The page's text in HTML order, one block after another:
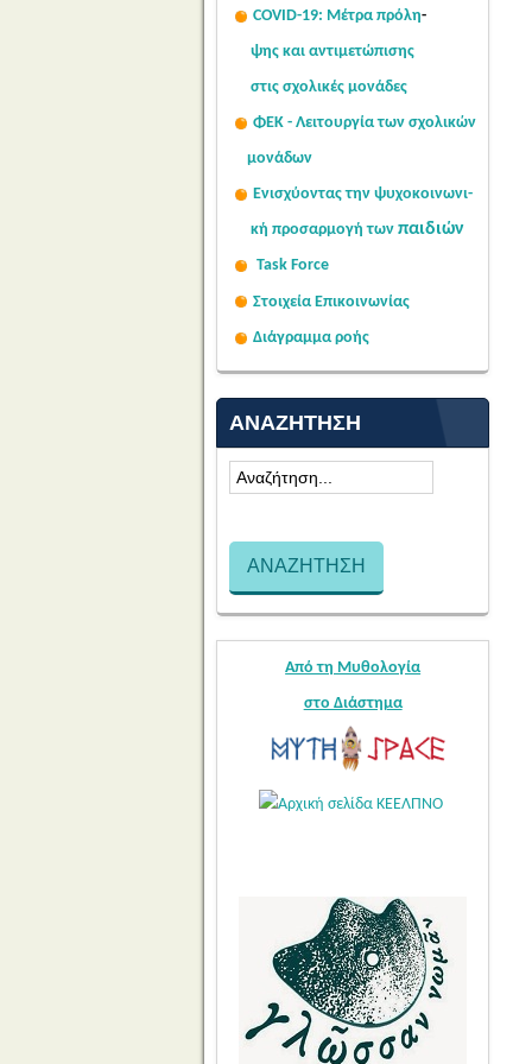
υπογεγραμμένο το με αριθμό
πρωτ. 85595/2026 έγγραφο του...
Read More...
COVID-19: Μέτρα πρόλη-
ψης και αντιμετώπισης
στις σχολικές μονάδες
ΦΕΚ - Λειτουργία των σχολικών
μονάδων
Ενισχύοντας την ψυχοκοινωνι-
κή προσαρμογή των παιδιών
Task Force
Στοιχεία Επικοινωνίας
Διάγραμμα ροής
ΑΝΑΖΉΤΗΣΗ
Από τη Μυθολογία
στο Διάστημα